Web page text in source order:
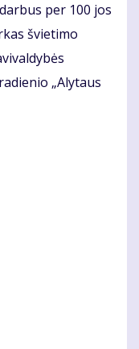
per 100 jos
švietimo
„Alytaus